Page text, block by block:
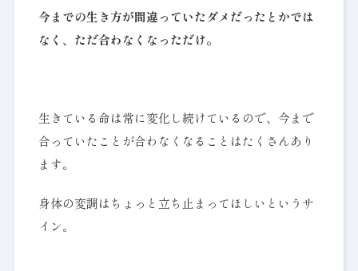
今までの生き方が間違っていたダメだったとかでは
なく、ただ合わなくなっただけ。
生きている命は常に変化し続けているので、今まで
合っていたことが合わなくなることはたくさんあり
ます。
身体の変調はちょっと立ち止まってほしいというサ
イン。